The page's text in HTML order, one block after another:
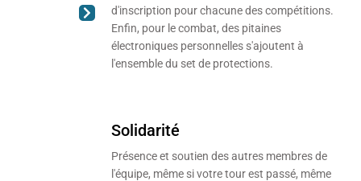
d'inscription pour chacune des compétitions.
Enfin, pour le combat, des pitaines
électroniques personnelles s'ajoutent à
l'ensemble du set de protections.
Solidarité
Présence et soutien des autres membres de
l'équipe, même si votre tour est passé, même